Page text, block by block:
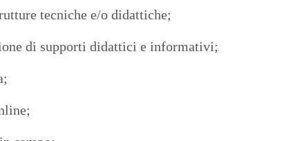
tecniche e/o didattiche;
di supporti didattici e informativi;